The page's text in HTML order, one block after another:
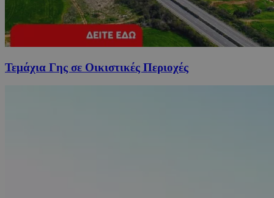
Τεμάχια Γης σε Οικιστικές Περιοχές